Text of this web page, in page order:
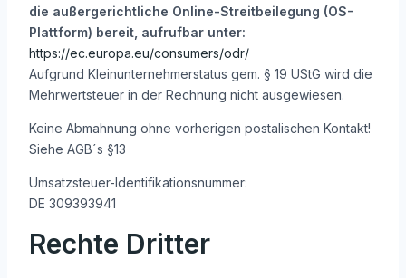
die außergerichtliche Online-Streitbeilegung (OS-
Plattform) bereit, aufrufbar unter:
https://ec.europa.eu/consumers/odr/
Aufgrund Kleinunternehmerstatus gem. § 19 UStG wird die
Mehrwertsteuer in der Rechnung nicht ausgewiesen.
Keine Abmahnung ohne vorherigen postalischen Kontakt!
Siehe AGB´s §13
Umsatzsteuer-Identifikationsnummer:
DE 309393941
Rechte Dritter